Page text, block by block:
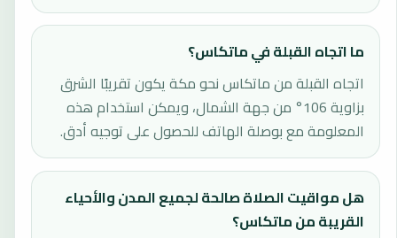
ما اتجاه القبلة في ماتكاس؟
اتجاه القبلة من ماتكاس نحو مكة يكون تقريبًا الشرق
بزاوية 106° من جهة الشمال، ويمكن استخدام هذه
المعلومة مع بوصلة الهاتف للحصول على توجيه أدق.
هل مواقيت الصلاة صالحة لجميع المدن والأحياء
القريبة من ماتكاس؟